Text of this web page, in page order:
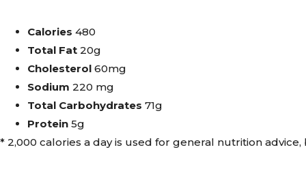
Calories 480
Total Fat 20g
Cholesterol 60mg
Sodium 220 mg
Total Carbohydrates 71g
Protein 5g
* 2,000 calories a day is used for general nutrition